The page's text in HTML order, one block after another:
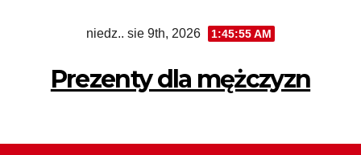
niedz.. sie 9th, 2026 1:45:56 AM
Prezenty dla mężczyzn